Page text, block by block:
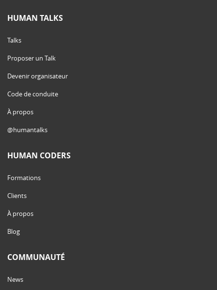
HUMAN TALKS
Talks
Proposer un Talk
Devenir organisateur
Code de conduite
À propos
@humantalks
HUMAN CODERS
Formations
Clients
À propos
Blog
COMMUNAUTÉ
News